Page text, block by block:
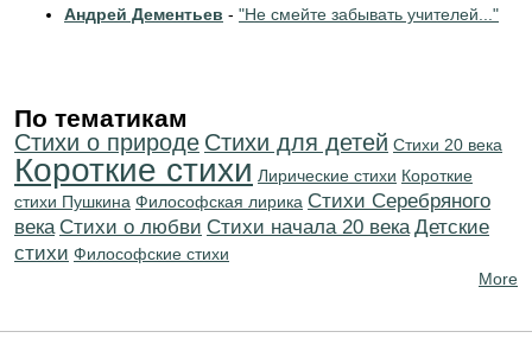
Андрей Дементьев - "Не смейте забывать учителей..."
По тематикам
Стихи о природе Стихи для детей Стихи 20 века
Короткие стихи Лирические стихи Короткие
стихи Пушкина Философская лирика Cтихи Серебряного
века Стихи о любви Cтихи начала 20 века Детские
стихи Философские стихи
More